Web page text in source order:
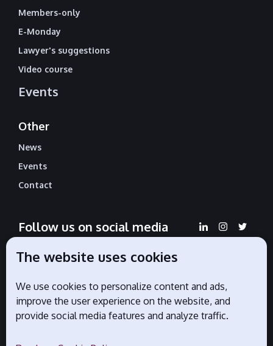
Members-only
E-Monday
Lawyer's suggestions
Video course
Events
Other
News
Events
Contact
Follow us on social media
Official partners
The website uses cookies
We use cookies to personalize content and ads,
improve the user experience on the website, and
provide social media features and analyze traffic.